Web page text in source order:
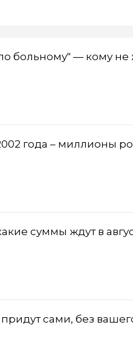
больному" — кому не
года – миллионы
суммы ждут в
сами, без